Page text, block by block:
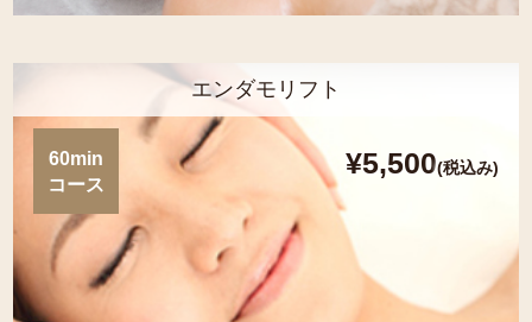
エンダモリフト
60min
コース
¥5,500(税込み)